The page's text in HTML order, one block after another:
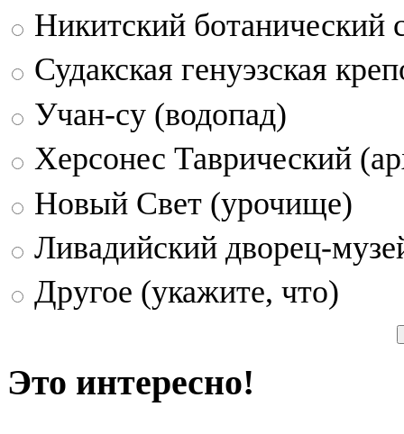
Никитский ботанический
Судакская генуэзская
Учан-су (водопад)
Херсонес Таврический
Новый Свет (урочище)
Ливадийский дворец-
Другое (укажите, что)
Это интересно!